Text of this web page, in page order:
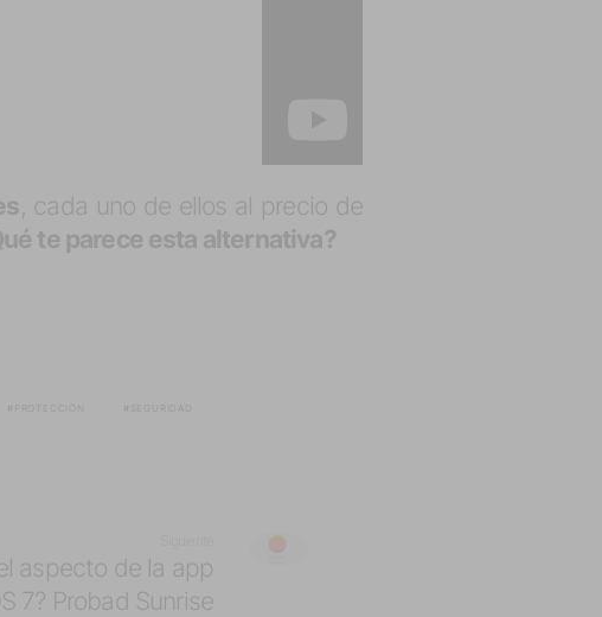
, cada uno de ellos al precio de
te parece esta alternativa?
PROTECCIÓN SEGURIDAD
aspecto de la app
7? Probad Sunrise